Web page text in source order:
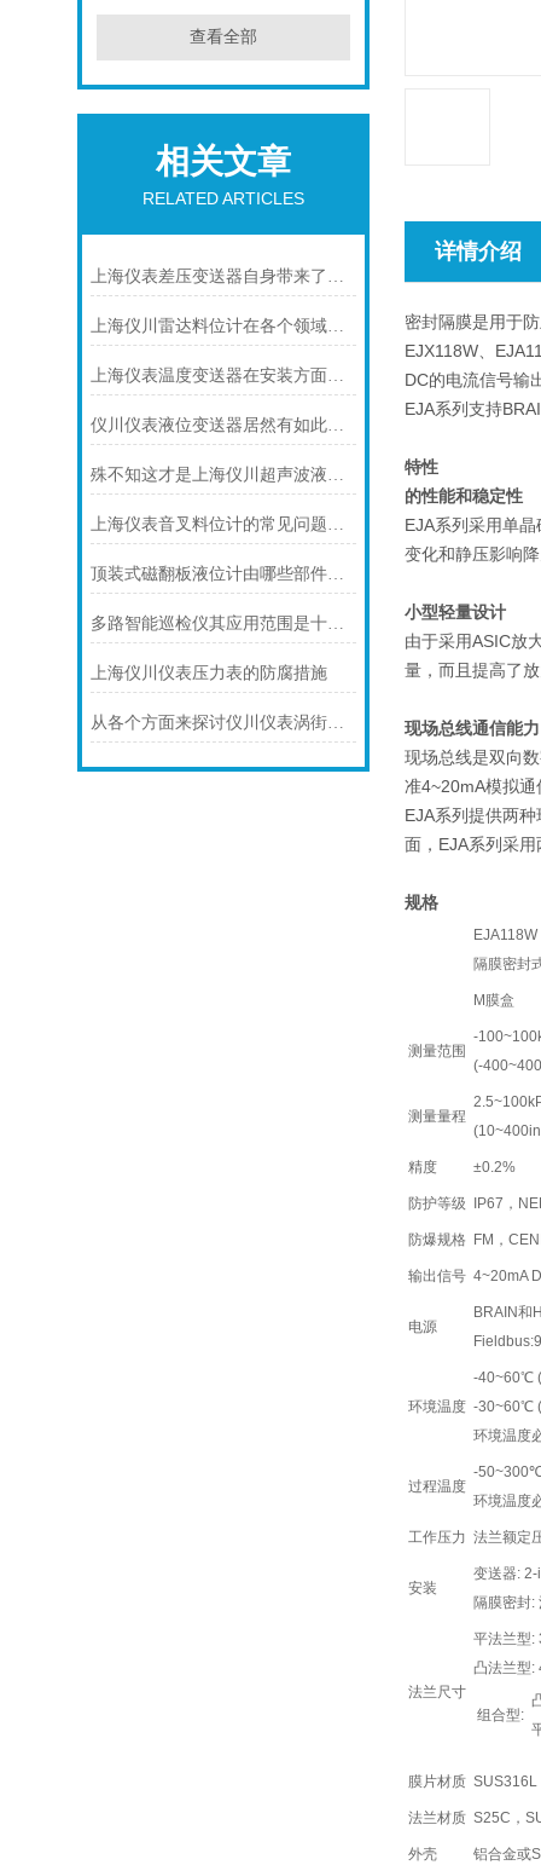
查看全部
相关文章
RELATED ARTICLES
上海仪表差压变送器自身带来了怎样的功能
上海仪川雷达料位计在各个领域中都有着广泛的作用
上海仪表温度变送器在安装方面有什么要领
仪川仪表液位变送器居然有如此之多的特点
殊不知这才是上海仪川超声波液位计的四大性能特点
上海仪表音叉料位计的常见问题及其解决方法
顶装式磁翻板液位计由哪些部件构成？关键组成全梳理
多路智能巡检仪其应用范围是十分广泛的
上海仪川仪表压力表的防腐措施
从各个方面来探讨仪川仪表涡街流量计的技术特点
详情介绍
密封隔膜是用于
EJX118W、
DC的电流信号输
EJA系列支持
特性
的性能和稳定性
EJA系列采用单
变化和静压影响
小型轻量设计
由于采用ASIC放
量，而且提高了
现场总线通信能力
现场总线是双向
准4~20mA模拟通
EJA系列提供两
面，EJA系列采
规格
隔膜密封
M膜盒
测量范围
-
(-
测量量程
精度 ±0.2%
防护等级 IP67，
防爆规格 FM，
输出信号 4~20mA
电源
BRAIN和
环境温度
-40~60℃
-30~60℃
环境温度
过程温度
-
环境温度
工作压力 法兰额定
安装
变送器:
隔膜密封:
法兰尺寸
平法兰型:
凸法兰型:
组合型:
膜片材质 SUS316L
法兰材质 S25C，
外壳 铝合金或